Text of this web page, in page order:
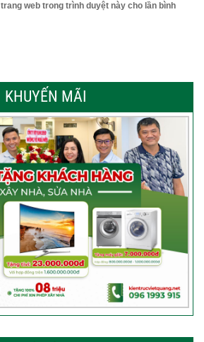
web trong trình duyệt này cho lần bình
KHUYẾN MÃI